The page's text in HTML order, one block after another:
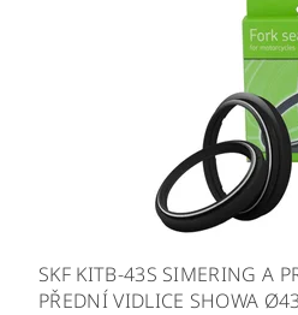
SKF KITB-43S SIMERING A
PŘEDNÍ VIDLICE SHOWA